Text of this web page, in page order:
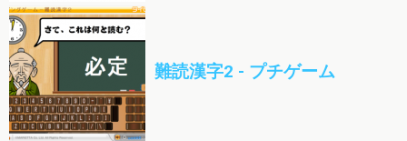
難読漢字2 - プチゲーム